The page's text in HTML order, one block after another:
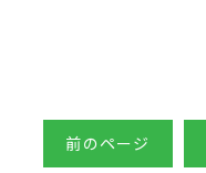
前のページ